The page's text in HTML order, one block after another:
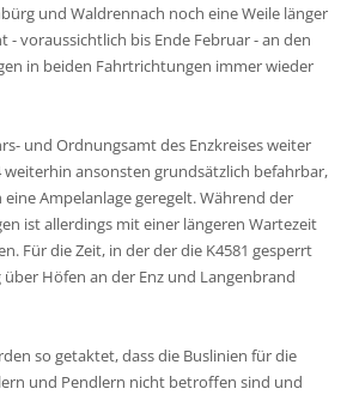
und Waldrennach noch eine Weile länger
- voraussichtlich bis Ende Februar - an den
in beiden Fahrtrichtungen immer wieder
und Ordnungsamt des Enzkreises weiter
ansonsten grundsätzlich befahrbar,
Ampelanlage geregelt. Während der
ist allerdings mit einer längeren Wartezeit
Für die Zeit, in der der die K4581 gesperrt
Höfen an der Enz und Langenbrand
so getaktet, dass die Buslinien für die
und Pendlern nicht betroffen sind und